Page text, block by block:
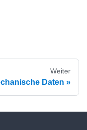
Weiter
Daten